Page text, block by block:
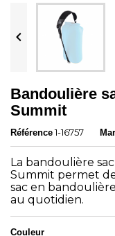

Bandoulière
Summit
Référence 1-16757
La bandoulière
Summit permet
sac en
au quotidien.
Couleur